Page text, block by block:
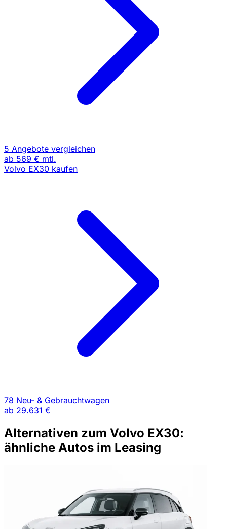
5 Angebote vergleichen
ab 569 € mtl.
Volvo EX30 kaufen
78 Neu- & Gebrauchtwagen
ab 29.631 €
Alternativen zum Volvo EX30:
ähnliche Autos im Leasing